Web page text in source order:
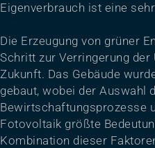
Eigenverbrauch ist eine
Die Erzeugung von grüner
Schritt zur Verringerung
Zukunft. Das Gebäude
gebaut, wobei der Auswahl
Bewirtschaftungsprozesse
Fotovoltaik größte
Kombination dieser